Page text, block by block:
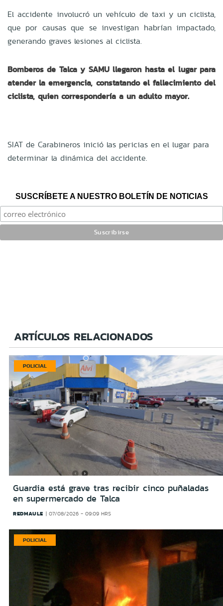
El accidente involucró un vehículo de taxi y un ciclista,
que por causas que se investigan habrían impactado,
generando graves lesiones al ciclista.
Bomberos de Talca y SAMU llegaron hasta el lugar para
atender la emergencia, constatando el fallecimiento del
ciclista, quien correspondería a un adulto mayor.
SIAT de Carabineros inició las pericias en el lugar para
determinar la dinámica del accidente.
SUSCRÍBETE A NUESTRO BOLETÍN DE NOTICIAS
ARTÍCULOS RELACIONADOS
POLICIAL
Guardia está grave tras recibir cinco puñaladas
en supermercado de Talca
REDMAULE 07/08/2026 - 09:09 HRS
POLICIAL